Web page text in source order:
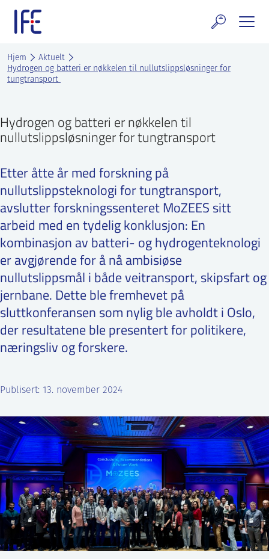
content
og tjenester
teknologi & eiendom
atomanlegg
Norske thoriumnettverket
IFE
IFE
PRESSE ENGLISH
Hjem
Aktuelt
Hydrogen og batteri er nøkkelen til nullutslippsløsninger for
tungtransport
Hydrogen og batteri er nøkkelen til
nullutslippsløsninger for tungtransport
Etter åtte år med forskning på
nullutslippsteknologi for tungtransport,
avslutter forskningssenteret MoZEES sitt
arbeid med en tydelig konklusjon: En
kombinasjon av batteri- og hydrogenteknologi
er avgjørende for å nå ambisiøse
nullutslippsmål i både veitransport, skipsfart og
jernbane. Dette ble fremhevet på
sluttkonferansen som nylig ble avholdt i Oslo,
der resultatene ble presentert for politikere,
næringsliv og forskere.
Publisert: 13. november 2024